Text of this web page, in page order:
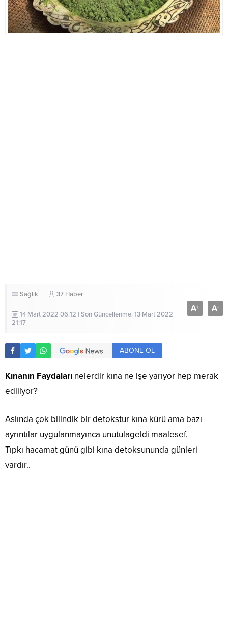
Sağlık 37 Haber
14 Mart 2022 06:12 | Son Güncellenme: 13 Mart 2022
21:17
A+ A-
ABONE OL
Kınanın Faydaları nelerdir kına ne işe yarıyor hep merak
ediliyor?
Aslında çok bilindik bir detokstur kına kürü ama bazı
ayrıntılar uygulanmayınca unutulageldi maalesef.
Tıpkı hacamat günü gibi kına detoksununda günleri
vardır..